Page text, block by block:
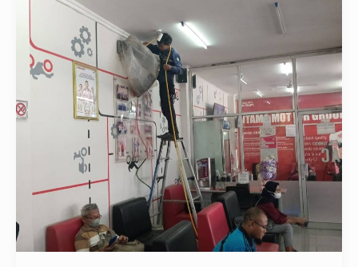
Layanan
&
Profesional